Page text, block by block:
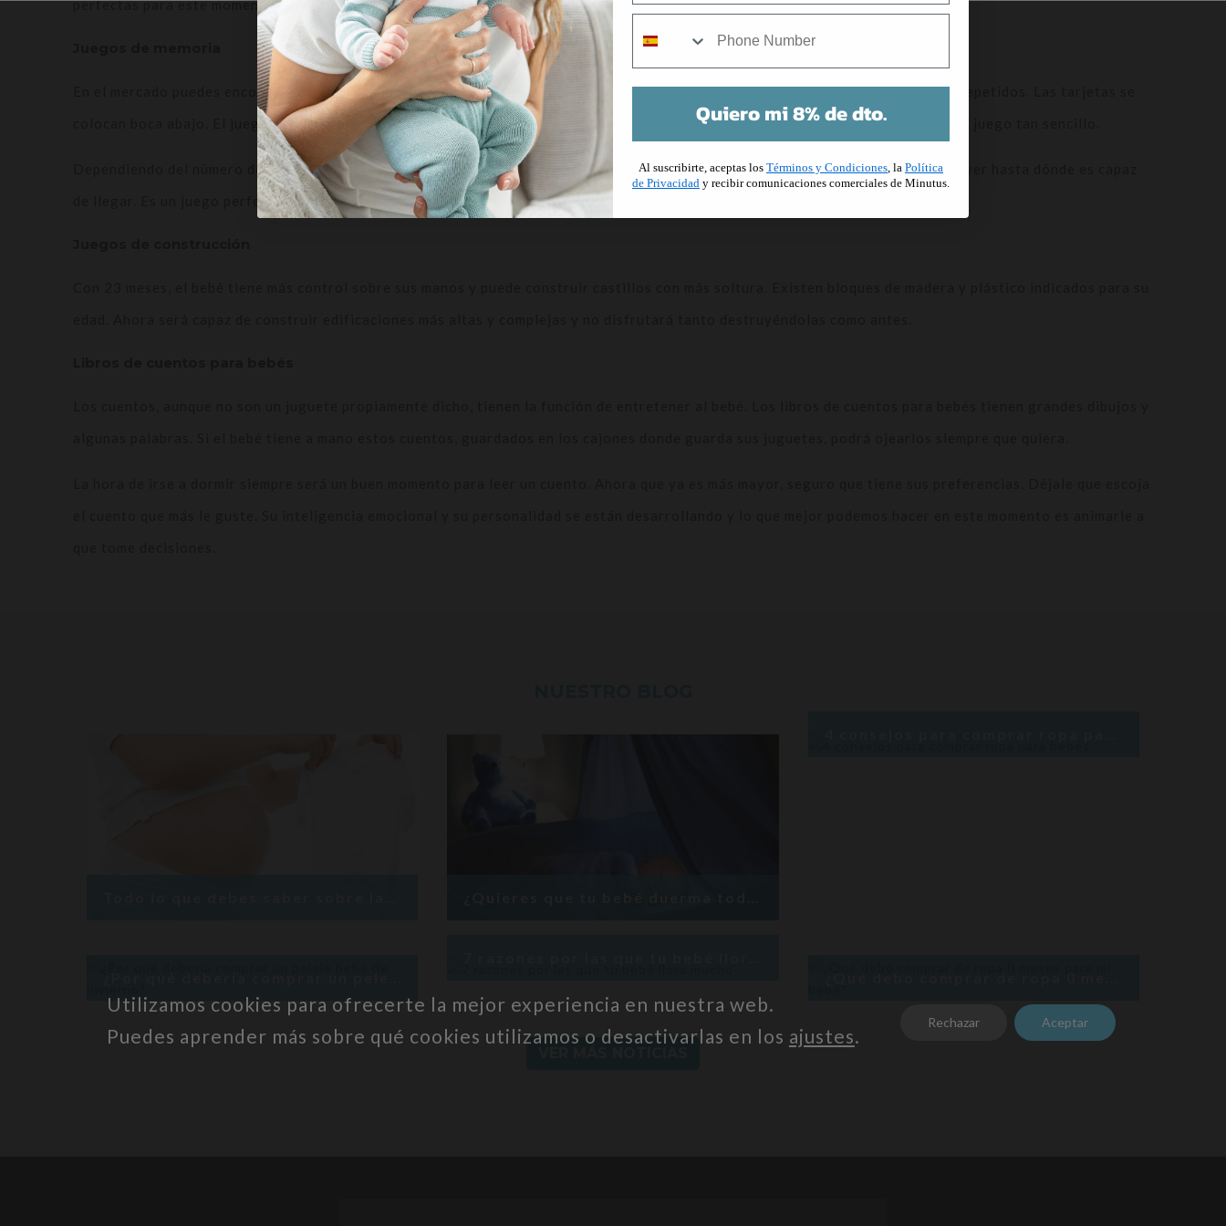
perfectas para este momento.
En el mercado puedes encontrar juegos de mesa para bebés como las tarjetas de memoria. Estas tarjetas tienen dibujos sencillos repetidos. Las tarjetas se
colocan boca abajo. El juego es encontrar las parejas iguales. A partir de esta edad, el bebé ya puede ejercitar la memoria con este juego tan sencillo.
Dependiendo del número de tarjetas que coloques sobre la mesa, el juego puede adquirir más dificultad. Puedes practicar con él y ver hasta dónde es capaz
de llegar. Es un juego perfecto para acompañarle.
Utilizamos cookies para ofrecerte la mejor experiencia en nuestra web.
Puedes aprender más sobre qué cookies utilizamos o desactivarlas en los ajustes.
Aceptar
Rechazar
Quiero mi 8% de dto.
Al suscribirte, aceptas los Términos y Condiciones, la Política
de Privacidad y recibir comunicaciones comerciales de Minutus.